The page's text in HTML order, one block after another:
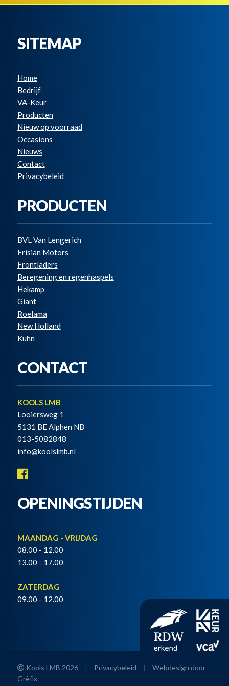
SITEMAP
Home
Bedrijf
VA-Keur
Producten
Nieuw op voorraad
Occasions
Nieuws
Contact
Privacybeleid
PRODUCTEN
BVL Van Lengerich
Frisian Motors
Frontladers
Beregening en regenhaspels
Hekamp
Giant
Roelama
New Holland
Kuhn
CONTACT
KOOLS LMB
Looiersweg 1
5131 BE Alphen NB
013-5082848
info@koolslmb.nl
OPENINGSTIJDEN
MAANDAG - VRIJDAG
08.00 - 12.00
13.00 - 17.00
ZATERDAG
09.00 - 12.00
Kools LMB 2026 | Privacybeleid |
Webdesign door
Grèfix